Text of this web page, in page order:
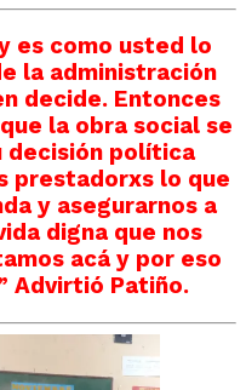
es como usted lo
la administración
d ecide. Entonces
la obra social se
decisión política
prestadorxs lo que
y asegurarnos a
digna que nos
acá y por eso
Advirtió Patiño.